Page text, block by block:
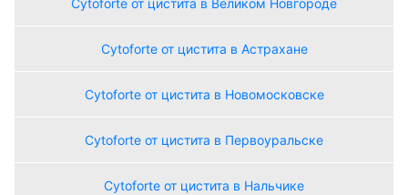
Сytoforte от цистита в Великом Новгороде
Сytoforte от цистита в Астрахане
Сytoforte от цистита в Новомосковске
Сytoforte от цистита в Первоуральске
Сytoforte от цистита в Нальчике